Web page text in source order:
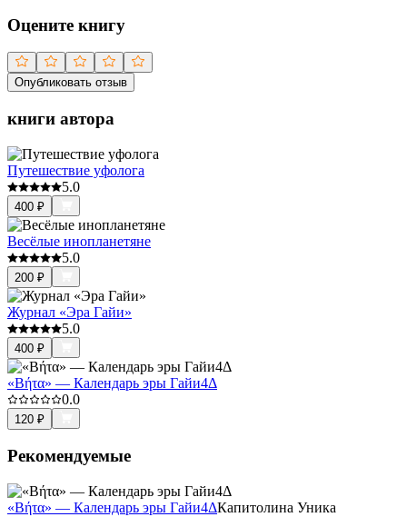
Оцените книгу
Опубликовать отзыв
книги автора
Путешествие уфолога
5.0
400 ₽
Весёлые инопланетяне
5.0
200 ₽
Журнал «Эра Гайи»
5.0
400 ₽
«Βήτα» — Календарь эры Гайи4Δ
0.0
120 ₽
Рекомендуемые
«Βήτα» — Календарь эры Гайи4ΔКапитолина Уника